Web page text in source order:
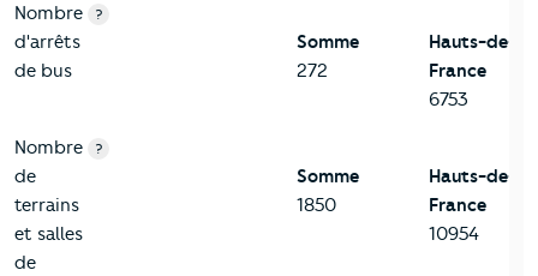
Nombre
d'arrêts
de bus
?
Somme
272
Hauts-de-
France
6753
Nombre
de
terrains
et salles
de
?
Somme
1850
Hauts-de-
France
10954